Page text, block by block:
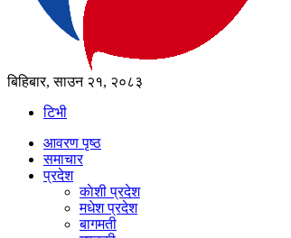
बिहिबार, साउन २१, २०८३
टिभी
आवरण पृष्‍ठ
समाचार
प्रदेश
काेशी प्रदेश
मधेश प्रदेश
बागमती